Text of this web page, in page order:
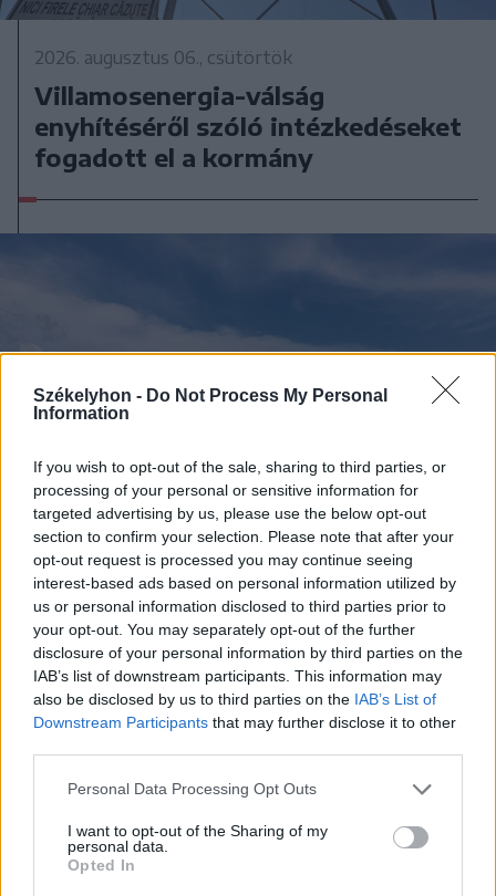
Székelyhon - Do Not Process My Personal
Information
If you wish to opt-out of the sale, sharing to third parties, or
processing of your personal or sensitive information for
targeted advertising by us, please use the below opt-out
section to confirm your selection. Please note that after your
opt-out request is processed you may continue seeing
interest-based ads based on personal information utilized by
us or personal information disclosed to third parties prior to
your opt-out. You may separately opt-out of the further
disclosure of your personal information by third parties on the
IAB’s list of downstream participants. This information may
also be disclosed by us to third parties on the IAB’s List of
Downstream Participants that may further disclose it to other
Personal Data Processing Opt Outs
I want to opt-out of the Sharing of my
personal data.
Opted In
2026. augusztus 06., csütörtök
Villamosenergia-válság
enyhítéséről szóló intézkedéseket
fogadott el a kormány
2026. augusztus 06., csütörtök
Bolojan szerint négy éve a
közlekedési minisztériumnál van
egy projekt, ami a Duna
elő